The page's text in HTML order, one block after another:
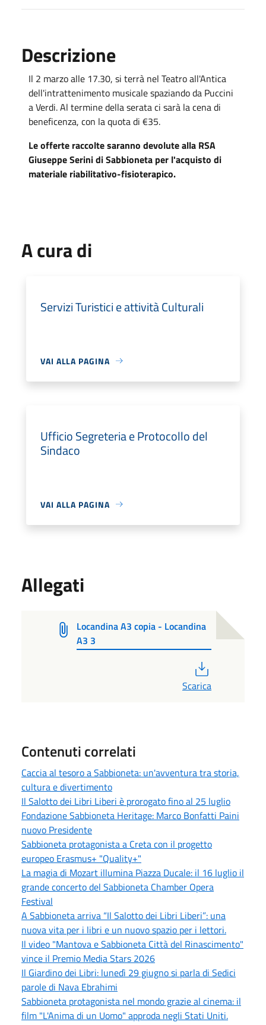
Descrizione
Il 2 marzo alle 17.30, si terrà nel Teatro all'Antica
dell'intrattenimento musicale spaziando da Puccini
a Verdi. Al termine della serata ci sarà la cena di
beneficenza, con la quota di €35.
Le offerte raccolte saranno devolute alla RSA
Giuseppe Serini di Sabbioneta per l'acquisto di
materiale riabilitativo-fisioterapico.
A cura di
Servizi Turistici e attività Culturali
VAI ALLA PAGINA
Ufficio Segreteria e Protocollo del
Sindaco
VAI ALLA PAGINA
Allegati
Locandina A3 copia - Locandina
A3 3
Scarica
Contenuti correlati
Caccia al tesoro a Sabbioneta: un'avventura tra storia,
cultura e divertimento
Il Salotto dei Libri Liberi è prorogato fino al 25 luglio
Fondazione Sabbioneta Heritage: Marco Bonfatti Paini
nuovo Presidente
Sabbioneta protagonista a Creta con il progetto
europeo Erasmus+ "Quality+"
La magia di Mozart illumina Piazza Ducale: il 16 luglio il
grande concerto del Sabbioneta Chamber Opera
Festival
A Sabbioneta arriva “Il Salotto dei Libri Liberi”: una
nuova vita per i libri e un nuovo spazio per i lettori.
Il video "Mantova e Sabbioneta Città del Rinascimento"
vince il Premio Media Stars 2026
Il Giardino dei Libri: lunedì 29 giugno si parla di Sedici
parole di Nava Ebrahimi
Sabbioneta protagonista nel mondo grazie al cinema: il
film "L'Anima di un Uomo" approda negli Stati Uniti.